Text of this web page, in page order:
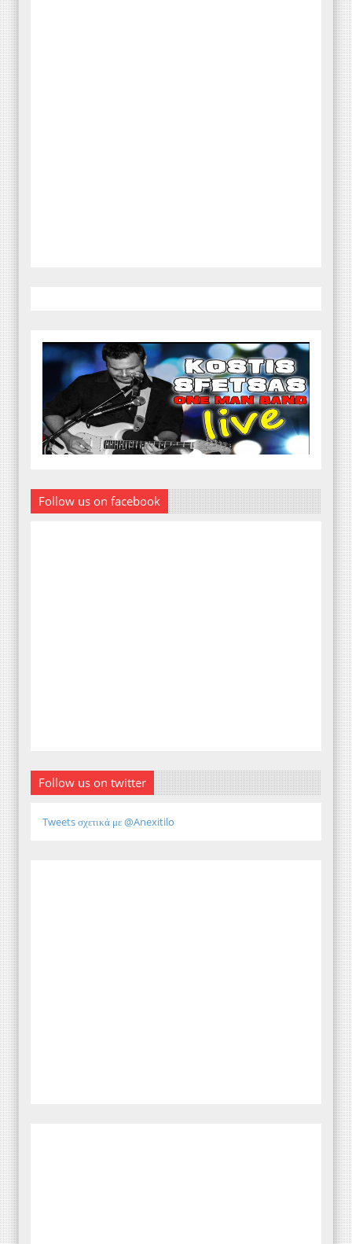
Follow us on facebook
Follow us on twitter
Tweets σχετικά με @Anexitilo